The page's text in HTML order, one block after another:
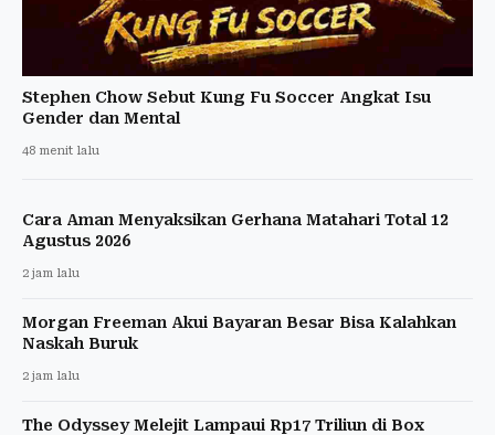
Stephen Chow Sebut Kung Fu Soccer Angkat Isu
Gender dan Mental
48 menit lalu
Cara Aman Menyaksikan Gerhana Matahari Total 12
Agustus 2026
2 jam lalu
Morgan Freeman Akui Bayaran Besar Bisa Kalahkan
Naskah Buruk
2 jam lalu
The Odyssey Melejit Lampaui Rp17 Triliun di Box